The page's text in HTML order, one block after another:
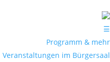
☰
Programm & mehr
Veranstaltungen im Bürgersaal